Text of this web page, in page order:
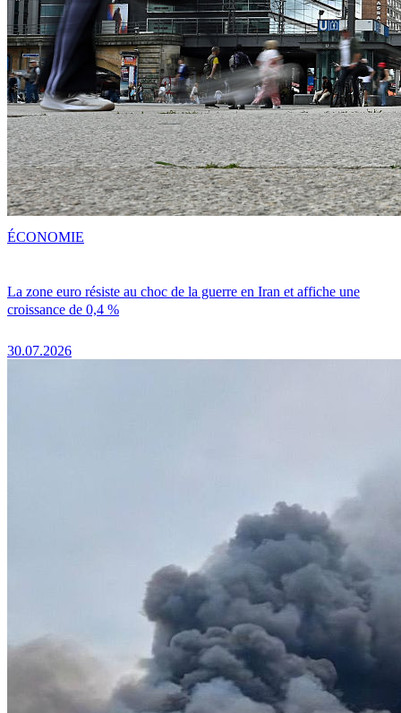
La zone euro résiste au choc de la guerre en Iran et affiche une
croissance de 0,4 %
30.07.2026
ÉCONOMIE